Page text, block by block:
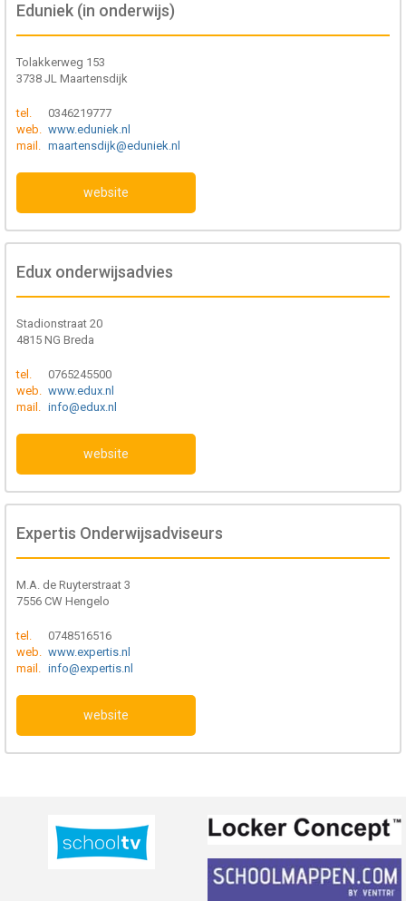
Eduniek (in onderwijs)
Tolakkerweg 153
3738 JL Maartensdijk
tel.
0346219777
web. www.eduniek.nl
mail. maartensdijk@eduniek.nl
website
Edux onderwijsadvies
Stadionstraat 20
4815 NG Breda
tel.
0765245500
web. www.edux.nl
mail. info@edux.nl
website
Expertis Onderwijsadviseurs
M.A. de Ruyterstraat 3
7556 CW Hengelo
tel.
0748516516
web. www.expertis.nl
mail. info@expertis.nl
website